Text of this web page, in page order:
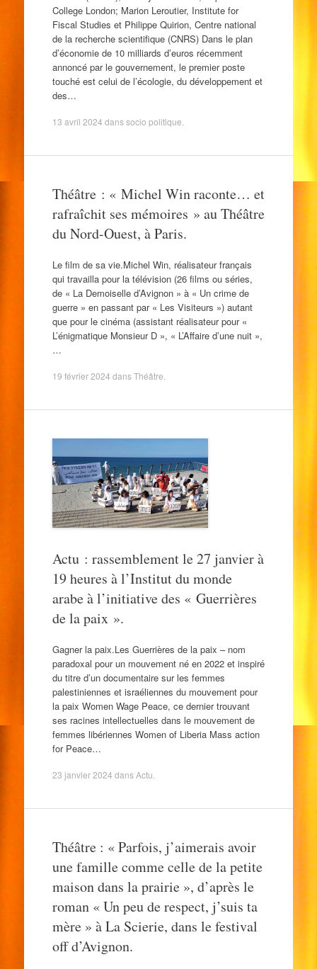
College London; Marion Leroutier, Institute for
Fiscal Studies et Philippe Quirion, Centre national
de la recherche scientifique (CNRS) Dans le plan
d’économie de 10 milliards d’euros récemment
annoncé par le gouvernement, le premier poste
touché est celui de l’écologie, du développement et
des…
13 avril 2024 danssocio politique
Théâtre : « Michel Win raconte… et
rafraîchit ses mémoires » au Théâtre
du Nord-Ouest, à Paris.
Le film de sa vie.Michel Win, réalisateur français
qui travailla pour la télévision (26 films ou séries,
de « La Demoiselle d’Avignon » à « Un crime de
guerre » en passant par « Les Visiteurs ») autant
que pour le cinéma (assistant réalisateur pour «
L’énigmatique Monsieur D », « L’Affaire d’une nuit »,
…
19 février 2024 dansThéâtre
Actu : rassemblement le 27 janvier à
19 heures à l’Institut du monde
arabe à l’initiative des « Guerrières
de la paix ».
Gagner la paix.Les Guerrières de la paix – nom
paradoxal pour un mouvement né en 2022 et inspiré
du titre d’un documentaire sur les femmes
palestiniennes et israéliennes du mouvement pour
la paix Women Wage Peace, ce dernier trouvant
ses racines intellectuelles dans le mouvement de
femmes libériennes Women of Liberia Mass action
for Peace…
23 janvier 2024 dansActu
Théâtre : « Parfois, j’aimerais avoir
une famille comme celle de la petite
maison dans la prairie », d’après le
roman « Un peu de respect, j’suis ta
mère » à La Scierie, dans le festival
off d’Avignon.